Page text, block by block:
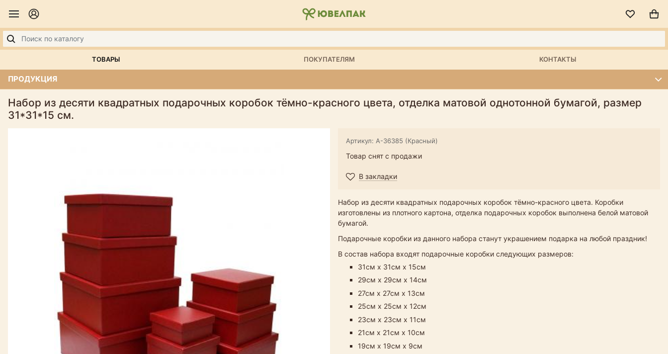
ТОВАРЫ ПОКУПАТЕЛЯМ КОНТАКТЫ
ПРОДУКЦИЯ
Набор из десяти квадратных подарочных коробок тёмно-красного цвета, отделка матовой однотонной бумагой, размер
31*31*15 см.
Артикул: А-36385 (Красный)
Товар снят с продажи
В закладки
Набор из десяти квадратных подарочных коробок тёмно-красного цвета. Коробки
изготовлены из плотного картона, отделка подарочных коробок выполнена белой матовой
бумагой.
Подарочные коробки из данного набора станут украшением подарка на любой праздник!
В состав набора входят подарочные коробки следующих размеров:
31см х 31см х 15см
29см х 29см х 14см
27см х 27см х 13см​
25см х 25см х 12см
23см х 23см х 11см
21см х 21см х 10см
19см х 19см х 9см